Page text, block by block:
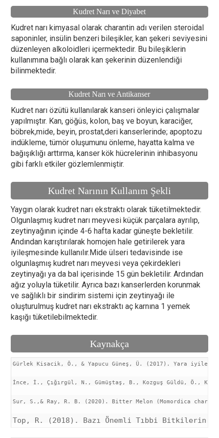
Kudret Narı ve Diyabet
Kudret narı kimyasal olarak charantin adı verilen steroidal
saponinler, insülin benzeri bileşikler, kan şekeri seviyesini
düzenleyen alkoloidleri içermektedir. Bu bileşiklerin
kullanımına bağlı olarak kan şekerinin düzenlendiği
bilinmektedir.
Kudret Narı ve Antikanser
Kudret narı özütü kullanılarak kanseri önleyici çalışmalar
yapılmıştır. Kan, göğüs, kolon, baş ve boyun, karaciğer,
böbrek,mide, beyin, prostat,deri kanserlerinde; apoptozu
indükleme, tümör oluşumunu önleme, hayatta kalma ve
bağışıklığı arttırma, kanser kök hücrelerinin inhibasyonu
gibi farklı etkiler gözlemlenmiştir.
Kudret Narının Kullanım Şekli
Yaygın olarak kudret narı ekstraktı olarak tüketilmektedir.
Olgunlaşmış kudret narı meyvesi küçük parçalara ayrılıp,
zeytinyağının içinde 4-6 hafta kadar güneşte bekletilir.
Andından karıştırılarak homojen hale getirilerek yara
iyileşmesinde kullanılır.Mide ülseri tedavisinde ise
olgunlaşmış kudret narı meyvesi veya çekirdekleri
zeytinyağı ya da bal içerisinde 15 gün bekletilir. Ardından
ağız yoluyla tüketilir. Ayrıca bazı kanserlerden korunmak
ve sağlıklı bir sindirim sistemi için zeytinyağı ile
oluşturulmuş kudret narı ekstraktı aç karnına 1 yemek
kaşığı tüketilebilmektedir.
Kaynakça
Gürlek Kisacik, Ö., & Yapucu Güneş, Ü. (2017). Yara
İnce, İ., Çığırgül, N., Gümüştaş, B., Kozguş Güldü, Ö.,
Sur, S.,& Ray, R. B. (2020). Bitter Melon (Momordica
Top, R. (2018). Bazı Önemli Tıbbi Bitkilerin